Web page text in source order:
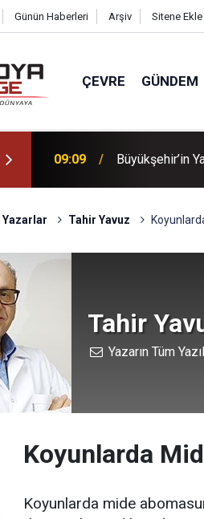
Günün Haberleri Arşiv Sitene Ekle
ÇEVRE GÜNDEM
22:30 Başkan Balkan:
Yazarlar Tahir Yavuz
Tahir
Yazarın Tüm
Koyunlarda
Koyunlarda mide